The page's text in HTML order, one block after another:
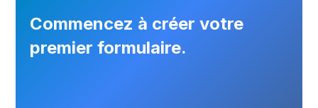
Commencez à créer votre
premier formulaire.